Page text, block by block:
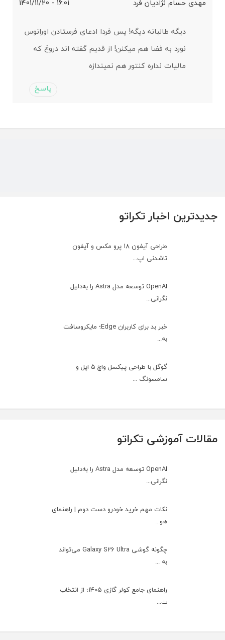
جدیدترین اخبار تکراتو
طراحی آیفون ۱۸ پرو مکس و آیفون
تاشدنی اپ...
OpenAI توسعه مدل Astra را به‌دلیل
نگرانی...
خبر بد برای کاربران Edge؛ مایکروسافت
به‌...
گوگل با طراحی پیکسل واچ ۵ اپل و
سامسونگ ...
مهدی حسام نژادیان فرد 16:01 - 1401/11/20
دیگه طالبانه دیگه! پس فردا ادعای فرستادن اورانوس
نورد به فضا هم میکنن! از قدیم گفته اند دروغ که
مالیات نداره کنتور هم نمیندازه
پاسخ
مقالات آموزشی تکراتو
OpenAI توسعه مدل Astra را به‌دلیل
نگرانی...
نکات مهم خرید خودرو دست دوم | راهنمای
هو...
چگونه گوشی Galaxy S26 Ultra می‌تواند
به ...
راهنمای جامع کولر گازی ۱۴۰۵؛ از انتخاب
ت...